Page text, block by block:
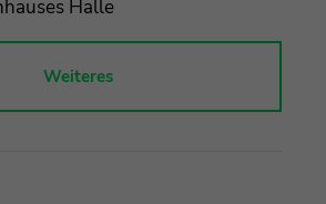
Halle
Weiteres